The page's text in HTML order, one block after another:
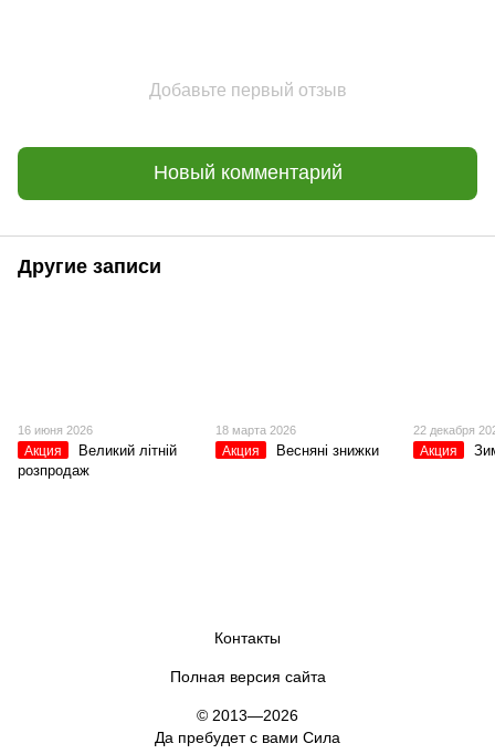
Добавьте первый отзыв
Новый комментарий
Другие записи
16 июня 2026
Акция
Великий літній
розпродаж
18 марта 2026
Акция Весняні знижки
22 декабря
Акция
Контакты
Полная версия сайта
© 2013—2026
Да пребудет с вами Сила